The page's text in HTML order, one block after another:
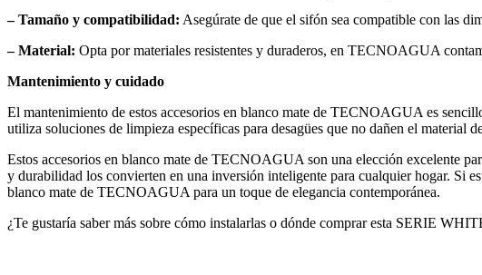
– Tamaño y compatibilidad: Asegúrate de que el sifón sea compatible con las
– Material: Opta por materiales resistentes y duraderos, en TECNOAGUA
Mantenimiento y cuidado
El mantenimiento de estos accesorios en blanco mate de TECNOAGUA es
utiliza soluciones de limpieza específicas para desagües que no dañen el material
Estos accesorios en blanco mate de TECNOAGUA son una elección excelente
y durabilidad los convierten en una inversión inteligente para cualquier hogar. Si
blanco mate de TECNOAGUA para un toque de elegancia contemporánea.
¿Te gustaría saber más sobre cómo instalarlas o dónde comprar esta SERIE